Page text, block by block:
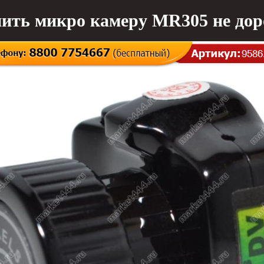
микро камеру MR305 не